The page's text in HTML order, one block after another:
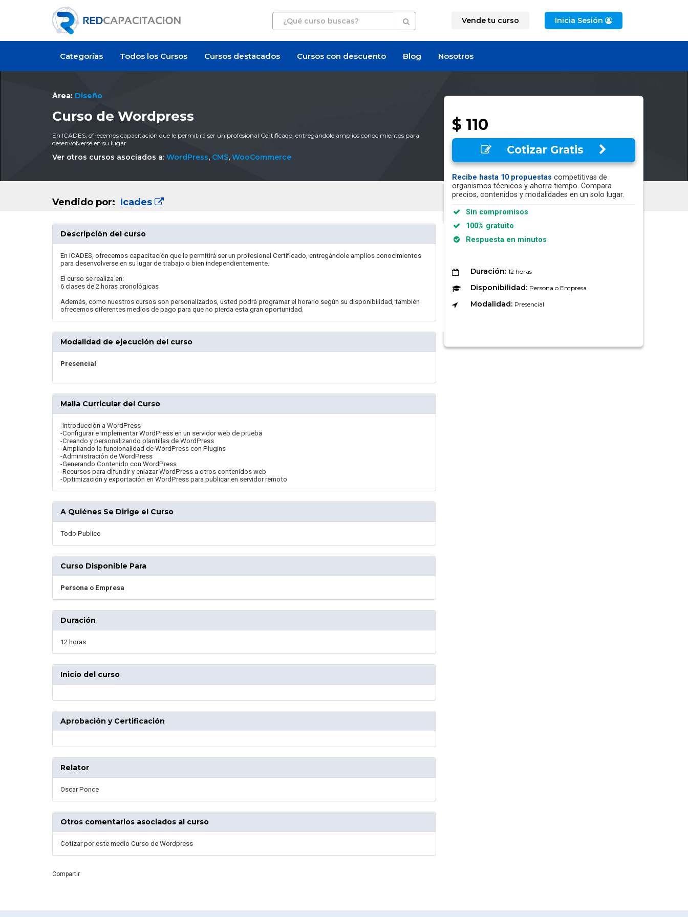
Vende tu curso Inicia Sesión
Categorías Todos los Cursos Cursos destacados Cursos con descuento Blog Nosotros
Área: Diseño
Curso de Wordpress
En ICADES, ofrecemos capacitación que le permitirá ser un profesional Certificado, entregándole amplios conocimientos para
desenvolverse en su lugar
Ver otros cursos asociados a: WordPress, CMS, WooCommerce
Vendido por: Icades
$ 110
Cotizar Gratis
Recibe hasta 10 propuestas competitivas de
organismos técnicos y ahorra tiempo. Compara
precios, contenidos y modalidades en un solo lugar.
Sin compromisos
100% gratuito
Respuesta en minutos
Duración: 12 horas
Disponibilidad: Persona o Empresa
Modalidad: Presencial
Descripción del curso
En ICADES, ofrecemos capacitación que le permitirá ser un profesional Certificado, entregándole amplios conocimientos
para desenvolverse en su lugar de trabajo o bien independientemente.
El curso se realiza en:
6 clases de 2 horas cronológicas
Además, como nuestros cursos son personalizados, usted podrá programar el horario según su disponibilidad, también
ofrecemos diferentes medios de pago para que no pierda esta gran oportunidad.
Modalidad de ejecución del curso
Presencial
Malla Curricular del Curso
-Introducción a WordPress
-Configurar e implementar WordPress en un servidor web de prueba
-Creando y personalizando plantillas de WordPress
-Ampliando la funcionalidad de WordPress con Plugins
-Administración de WordPress
-Generando Contenido con WordPress
-Recursos para difundir y enlazar WordPress a otros contenidos web
-Optimización y exportación en WordPress para publicar en servidor remoto
A Quiénes Se Dirige el Curso
Todo Publico
Curso Disponible Para
Persona o Empresa
Duración
12 horas
Inicio del curso
Aprobación y Certificación
Relator
Oscar Ponce
Otros comentarios asociados al curso
Cotizar por este medio Curso de Wordpress
Compartir